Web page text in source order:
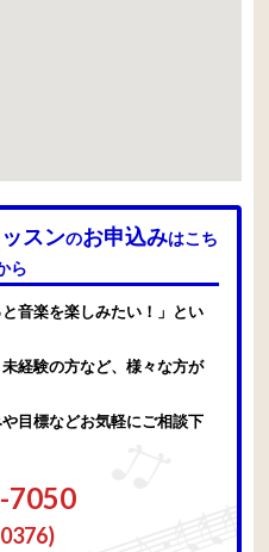
スンのお申込みはこち
ら
音楽を楽しみたい！」とい
経験の方など、様々な方が
目標などお気軽にご相談下
7050